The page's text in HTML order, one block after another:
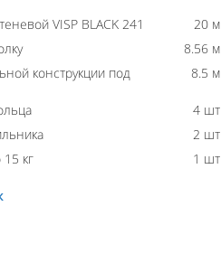
VISP BLACK 241
20 м
8.56 м
конструкции под
8.5 м
4 шт
2 шт
кг
1 шт